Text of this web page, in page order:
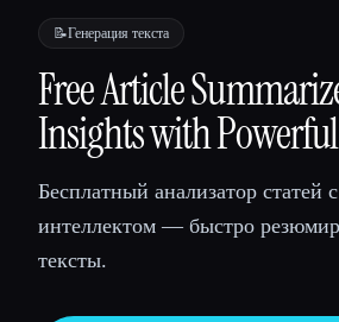
💻 Разработчики 📈
🎓Студенты 🎬
📝Генерация текста
Free Article
Insights with
Бесплатный анализатор статей
интеллектом — быстро
тексты.